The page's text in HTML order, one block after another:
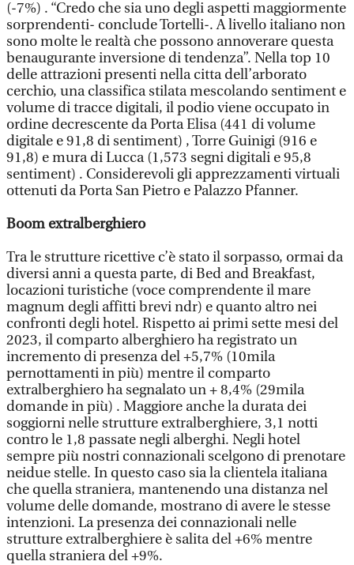
(-7%) . “Credo che sia uno degli aspetti maggiormente
sorprendenti- conclude Tortelli-. A livello italiano non
sono molte le realtà che possono annoverare questa
benaugurante inversione di tendenza”. Nella top 10
delle attrazioni presenti nella citta dell’arborato
cerchio, una classifica stilata mescolando sentiment e
volume di tracce digitali, il podio viene occupato in
ordine decrescente da Porta Elisa (441 di volume
digitale e 91,8 di sentiment) , Torre Guinigi (916 e
91,8) e mura di Lucca (1,573 segni digitali e 95,8
sentiment) . Considerevoli gli apprezzamenti virtuali
ottenuti da Porta San Pietro e Palazzo Pfanner.
Boom extralberghiero
Tra le strutture ricettive c’è stato il sorpasso, ormai da
diversi anni a questa parte, di Bed and Breakfast,
locazioni turistiche (voce comprendente il mare
magnum degli affitti brevi ndr) e quanto altro nei
confronti degli hotel. Rispetto ai primi sette mesi del
2023, il comparto alberghiero ha registrato un
incremento di presenza del +5,7% (10mila
pernottamenti in più) mentre il comparto
extralberghiero ha segnalato un + 8,4% (29mila
domande in più) . Maggiore anche la durata dei
soggiorni nelle strutture extralberghiere, 3,1 notti
contro le 1,8 passate negli alberghi. Negli hotel
sempre più nostri connazionali scelgono di prenotare
neidue stelle. In questo caso sia la clientela italiana
che quella straniera, mantenendo una distanza nel
volume delle domande, mostrano di avere le stesse
intenzioni. La presenza dei connazionali nelle
strutture extralberghiere è salita del +6% mentre
quella straniera del +9%.